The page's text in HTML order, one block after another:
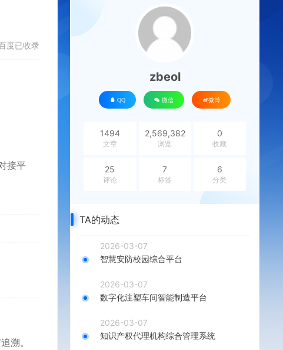
度已收录
接平
溯。
zbeol
QQ 微信 微博
1494
文章
2,569,382
浏览
0
收藏
25
评论
7
标签
6
分类
TA的动态
2026-03-07
智慧安防校园综合平台
2026-03-07
数字化注塑车间智能制造平台
2026-03-07
知识产权代理机构综合管理系统